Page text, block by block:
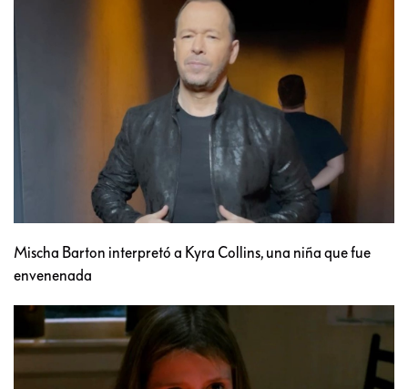
Mischa Barton interpretó a Kyra Collins, una niña que fue
envenenada